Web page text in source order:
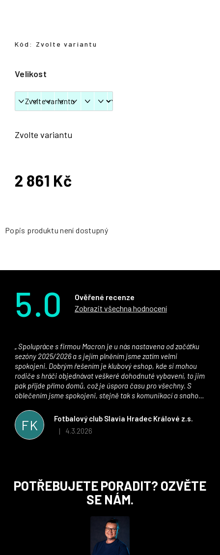
Velikost
Zvolte variantu
Kód: Zvolte variantu
2 861 Kč
Měrná
Popis produktu není dostupný
5.0
Ověřené recenze
Zobrazit všechna hodnocení
FK
Fotbalový club Slavia Hradec Králové z.s.
Hodnocení obchodu je 5 z 5 hvězdiček.
| 4.3.2026
sezóny 2025/2026 a s jejím plněním jsme zatím velmi
spokojeni. Dobrým řešením je klubový eshop, kde si mohou
rodiče s hráči objednávat veškeré dohodnuté vybavení, to jim
pak přijde přímo domů, což je úspora času pro všechny. S
oblečením jsme spokojeni, stejně tak s komunikací a snahou
stran. Věříme, že v tomto duchu bude spolupráce pokračovat
i nadále, nyní už začínáme řešit i první sady dresů ;)
POTŘEBUJETE PORADIT? OZVĚTE
SE NÁM.